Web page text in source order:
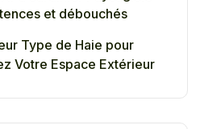
et débouchés
Type de Haie pour
Votre Espace Extérieur